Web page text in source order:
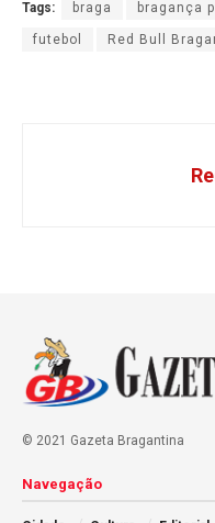
Tags: braga bragança
futebol Red Bull
© 2021 Gazeta Bragantina
Navegação